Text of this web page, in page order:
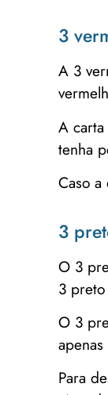
3
A 3
A
tenha
Caso
3
O 3
3
O 3
Para